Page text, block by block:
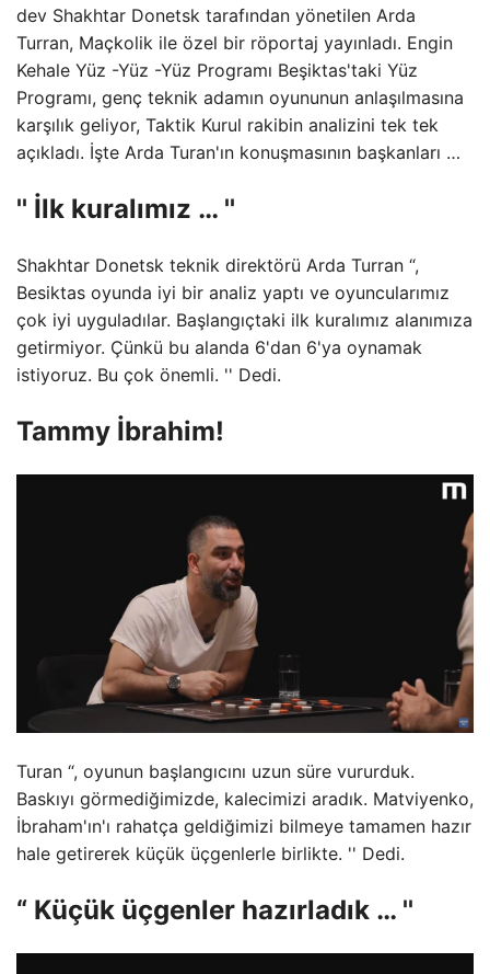
dev Shakhtar Donetsk tarafından yönetilen Arda
Turran, Maçkolik ile özel bir röportaj yayınladı. Engin
Kehale Yüz -Yüz -Yüz Programı Beşiktas'taki Yüz
Programı, genç teknik adamın oyununun anlaşılmasına
karşılık geliyor, Taktik Kurul rakibin analizini tek tek
açıkladı. İşte Arda Turan'ın konuşmasının başkanları …
'' İlk kuralımız … ''
Shakhtar Donetsk teknik direktörü Arda Turran “,
Besiktas oyunda iyi bir analiz yaptı ve oyuncularımız
çok iyi uyguladılar. Başlangıçtaki ilk kuralımız alanımıza
getirmiyor. Çünkü bu alanda 6'dan 6'ya oynamak
istiyoruz. Bu çok önemli. '' Dedi.
Tammy İbrahim!
Turan “, oyunun başlangıcını uzun süre vururduk.
Baskıyı görmediğimizde, kalecimizi aradık. Matviyenko,
İbraham'ın'ı rahatça geldiğimizi bilmeye tamamen hazır
hale getirerek küçük üçgenlerle birlikte. '' Dedi.
“ Küçük üçgenler hazırladık … ''